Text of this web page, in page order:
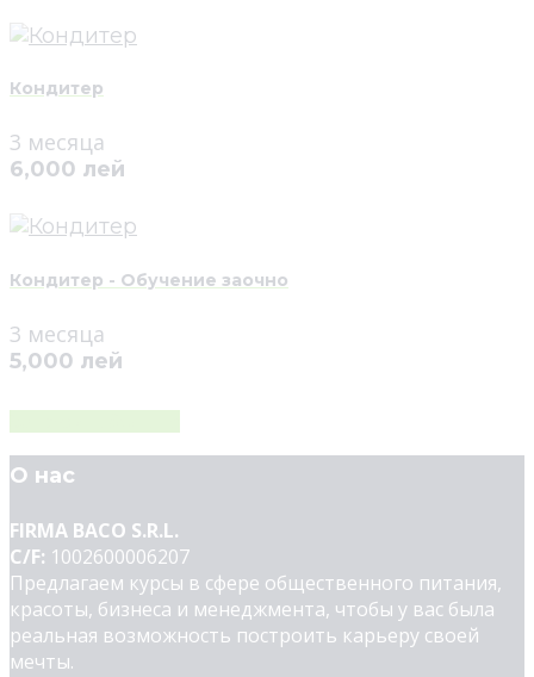
Кондитер
3 месяца
6,000 лей
Кондитер - Обучение заочно
3 месяца
5,000 лей
О нас
FIRMA BACO S.R.L.
C/F: 1002600006207
Предлагаем курсы в сфере общественного питания,
красоты, бизнеса и менеджмента, чтобы у вас была
реальная возможность построить карьеру своей
мечты.